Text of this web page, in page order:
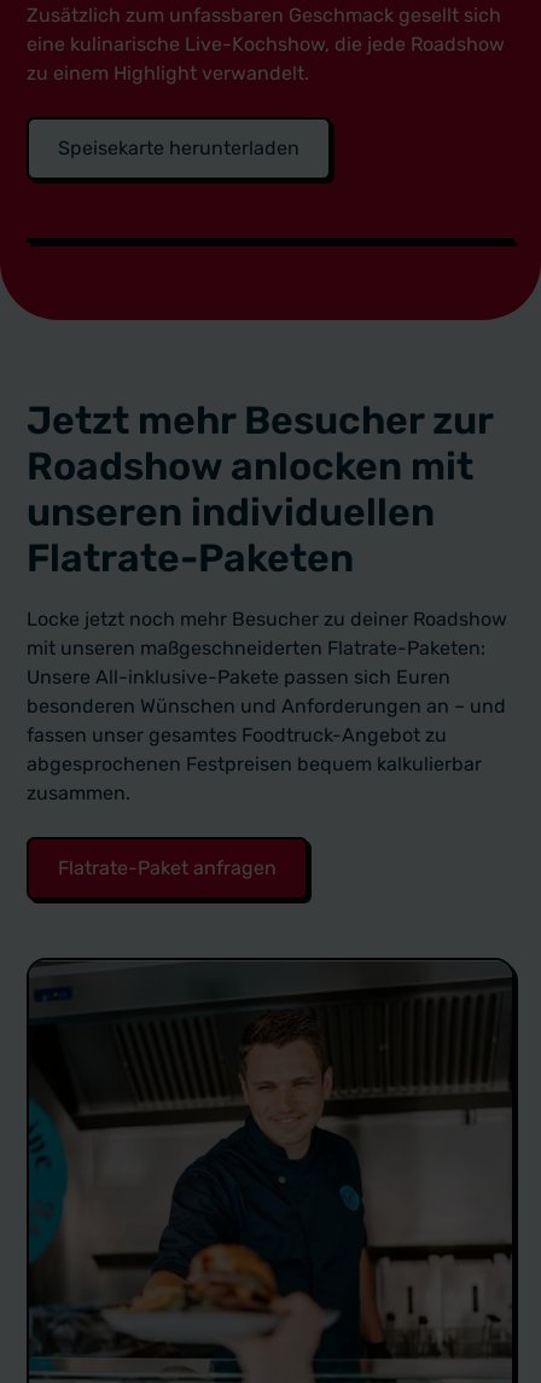
Zusätzlich zum unfassbaren Geschmack gesellt sich
eine kulinarische Live-Kochshow, die jede Roadshow
zu einem Highlight verwandelt.
Speisekarte herunterladen
Jetzt mehr Besucher zur
Roadshow anlocken mit
unseren individuellen
Flatrate-Paketen
Locke jetzt noch mehr Besucher zu deiner Roadshow
mit unseren maßgeschneiderten Flatrate-Paketen:
Unsere All-inklusive-Pakete passen sich Euren
besonderen Wünschen und Anforderungen an – und
fassen unser gesamtes Foodtruck-Angebot zu
abgesprochenen Festpreisen bequem kalkulierbar
zusammen.
Flatrate-Paket anfragen